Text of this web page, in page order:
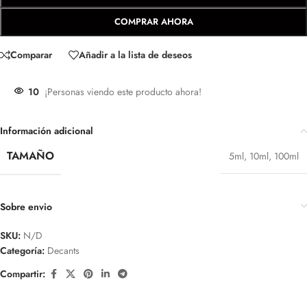
COMPRAR AHORA
Comparar Añadir a la lista de deseos
10 ¡Personas viendo este producto ahora!
Información adicional
TAMAÑO 5ml, 10ml, 100ml
Sobre envio
SKU: N/D
Categoría: Decants
Compartir: